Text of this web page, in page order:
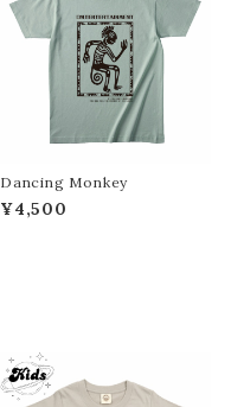
Dancing Monkey
¥4,500